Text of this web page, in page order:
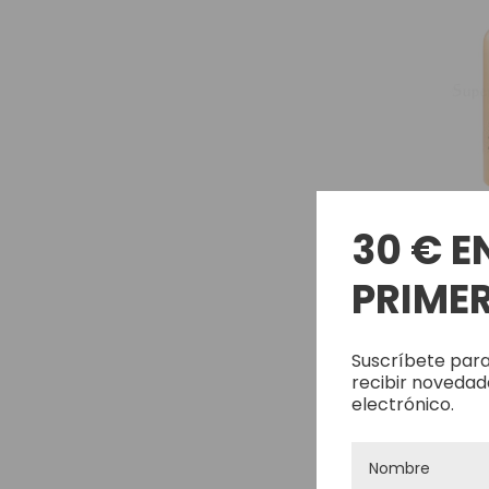
Champú
15,97€
30 €
Suscríbete
recibir
electrónico.